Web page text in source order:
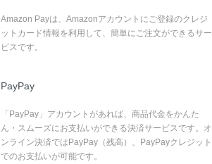
Amazon Payは、Amazonアカウントにご登録のクレジ
ットカード情報を利用して、簡単にご注文ができるサー
ビスです。
PayPay
「PayPay」アカウントがあれば、商品代金をかんた
ん・スムーズにお支払いができる決済サービスです。オ
ンライン決済ではPayPay（残高）、PayPayクレジット
でのお支払いが可能です。